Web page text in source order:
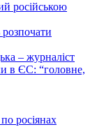
російською
– журналіст
в ЄС: “головне,
росіянах